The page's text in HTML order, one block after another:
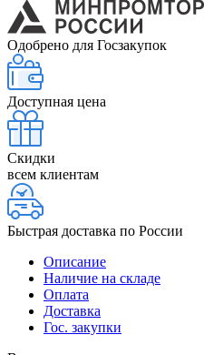
Одобрено для Госзакупок
Доступная цена
Скидки
всем клиентам
Быстрая доставка по России
Описание
Наличие на складе
Оплата
Доставка
Гос. закупки